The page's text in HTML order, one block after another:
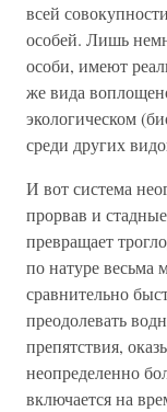
всей
особей. Лишь
особи, имеют
же вида
экологическом
среди других
И вот система
прорвав и
превращает
по натуре весьма
сравнительно
преодолевать
препятствия,
неопределенно
включается на